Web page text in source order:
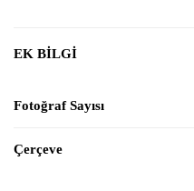
EK BILGI
Fotoğraf Sayısı
Çerçeve